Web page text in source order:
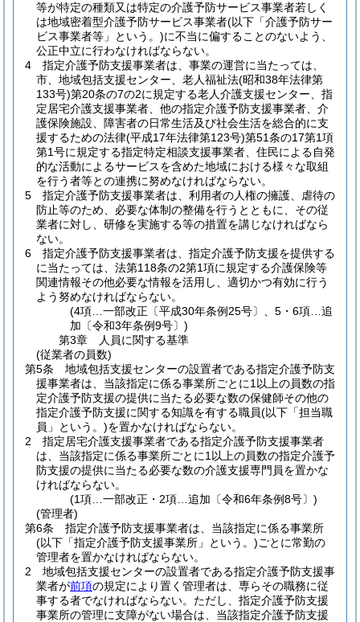
等が特定の種類又は特定の介護予防サービス事業者若しく
は地域密着型介護予防サービス事業者(以下「介護予防サー
ビス事業者等」という。)に不当に偏することのないよう、
公正中立に行わなければならない。
4
指定介護予防支援事業者は、事業の運営に当たっては、
市、地域包括支援センター、老人福祉法(昭和38年法律第
133号)第20条の7の2に規定する老人介護支援センター、指
定居宅介護支援事業者、他の指定介護予防支援事業者、介
護保険施設、障害者の日常生活及び社会生活を総合的に支
援するための法律(平成17年法律第123号)第51条の17第1項
第1号に規定する指定特定相談支援事業者、住民による自発
的な活動によるサービスを含めた地域における様々な取組
を行う者等との連携に努めなければならない。
5
指定介護予防支援事業者は、利用者の人権の擁護、虐待の
防止等のため、必要な体制の整備を行うとともに、その従
業者に対し、研修を実施する等の措置を講じなければなら
ない。
6
指定介護予防支援事業者は、指定介護予防支援を提供する
に当たっては、法第118条の2第1項に規定する介護保険等
関連情報その他必要な情報を活用し、適切かつ有効に行う
よう努めなければならない。
(4項…一部改正〔平成30年条例25号〕、5・6項…追
加〔令和3年条例9号〕)
第3章
人員に関する基準
(従業者の員数)
第5条
地域包括支援センターの設置者である指定介護予防支
援事業者は、当該指定に係る事業所ごとに1以上の員数の指
定介護予防支援の提供に当たる必要な数の保健師その他の
指定介護予防支援に関する知識を有する職員(以下「担当職
員」という。)を置かなければならない。
2
指定居宅介護支援事業者である指定介護予防支援事業者
は、当該指定に係る事業所ごとに1以上の員数の指定介護予
防支援の提供に当たる必要な数の介護支援専門員を置かな
ければならない。
(1項…一部改正・2項…追加〔令和6年条例8号〕)
(管理者)
第6条
指定介護予防支援事業者は、当該指定に係る事業所
(以下「指定介護予防支援事業所」という。)ごとに常勤の
管理者を置かなければならない。
2
地域包括支援センターの設置者である指定介護予防支援事
業者が前項の規定により置く管理者は、専らその職務に従
事する者でなければならない。 ただし、指定介護予防支援
事業所の管理に支障がない場合は、当該指定介護予防支援